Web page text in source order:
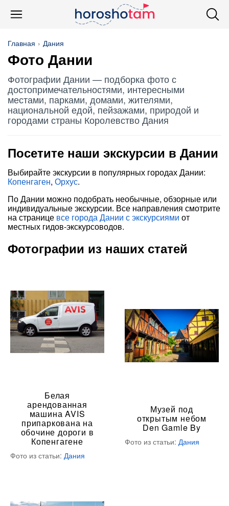
Главная Дания
Фото Дании
Фотографии Дании — подборка фото с
достопримечательностями, интересными
местами, парками, домами, жителями,
национальной едой, пейзажами, природой и
городами страны Королевство Дания
Посетите наши экскурсии в Дании
Выбирайте экскурсии в популярных городах Дании:
Копенгаген, Орхус.
По Дании можно подобрать необычные, обзорные или
индивидуальные экскурсии. Все направления смотрите
на странице все города Дании с экскурсиями от
местных гидов-экскурсоводов.
Фотографии из наших статей
Белая
арендованная
машина AVIS
припаркована на
обочине дороги в
Копенгагене
Фото из статьи: Дания
Музей под
открытым небом
Den Gamle By
Фото из статьи: Дания